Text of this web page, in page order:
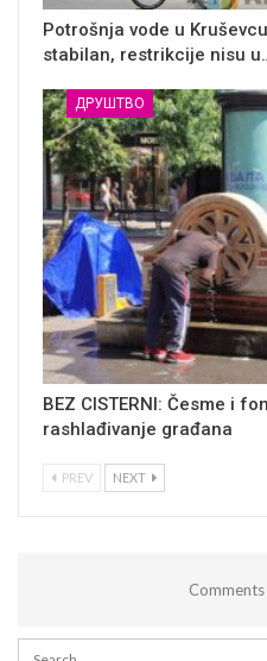
Potrošnja vode u
stabilan, restrikcije nisu
ДРУШТВО
BEZ CISTERNI: Česme i
rashlađivanje građana
PREV NEXT